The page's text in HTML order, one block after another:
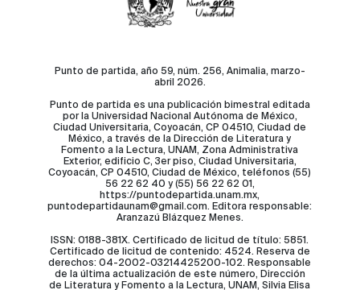
Punto de partida, año 59, núm. 256, Animalia, marzo-
abril 2026.
Punto de partida es una publicación bimestral editada
por la Universidad Nacional Autónoma de México,
Ciudad Universitaria, Coyoacán, CP 04510, Ciudad de
México, a través de la Dirección de Literatura y
Fomento a la Lectura, UNAM, Zona Administrativa
Exterior, edificio C, 3er piso, Ciudad Universitaria,
Coyoacán, CP 04510, Ciudad de México, teléfonos (55)
56 22 62 40 y (55) 56 22 62 01,
https://puntodepartida.unam.mx,
puntodepartidaunam@gmail.com. Editora responsable:
Aranzazú Blázquez Menes.
ISSN: 0188-381X. Certificado de licitud de título: 5851.
Certificado de licitud de contenido: 4524. Reserva de
derechos: 04-2002-03214425200-102. Responsable
de la última actualización de este número, Dirección
de Literatura y Fomento a la Lectura, UNAM, Silvia Elisa